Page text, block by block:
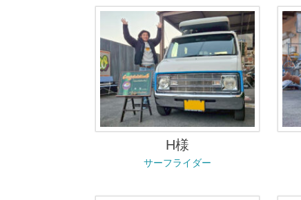
H様
サーフライダー